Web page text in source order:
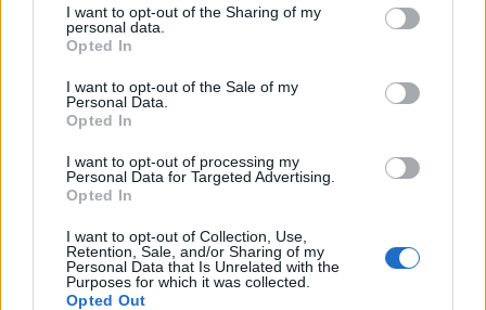
I want to opt-out of the Sharing of my
personal data.
Opted In
I want to opt-out of the Sale of my
Personal Data.
Opted In
I want to opt-out of processing my
Personal Data for Targeted Advertising.
Opted In
I want to opt-out of Collection, Use,
Retention, Sale, and/or Sharing of my
Personal Data that Is Unrelated with the
Purposes for which it was collected.
Opted Out
personale, fiind în același timp rezistent la condiții
extreme și personalizabil în funcție de nevoi.
Astfel, pompierii pot organiza eficient echipamentul și pot
menține lucrurile personale în siguranță, gata de
intervenție în orice moment.